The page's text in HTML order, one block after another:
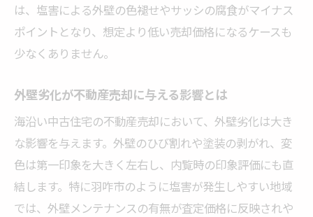
塩害影響を抑えた価値向上施策を解説
買主に伝わる塩害対策の具体的なPR方法
🏠 かんたん無料査定
※しつこい営業は一切ありません※ご入力いた
は、塩害による外壁の色褪せやサッシの腐食がマイナス
ポイントとなり、想定より低い売却価格になるケースも
少なくありません。
外壁劣化が不動産売却に与える影響とは
海沿い中古住宅の不動産売却において、外壁劣化は大き
な影響を与えます。外壁のひび割れや塗装の剥がれ、変
色は第一印象を大きく左右し、内覧時の印象評価にも直
結します。特に羽咋市のように塩害が発生しやすい地域
では、外壁メンテナンスの有無が査定価格に反映されや